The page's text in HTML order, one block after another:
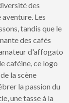
des
Les
tandis que le
des cafés
d'affogato
caféine, ce logo
la scène
la passion du
une tasse à la